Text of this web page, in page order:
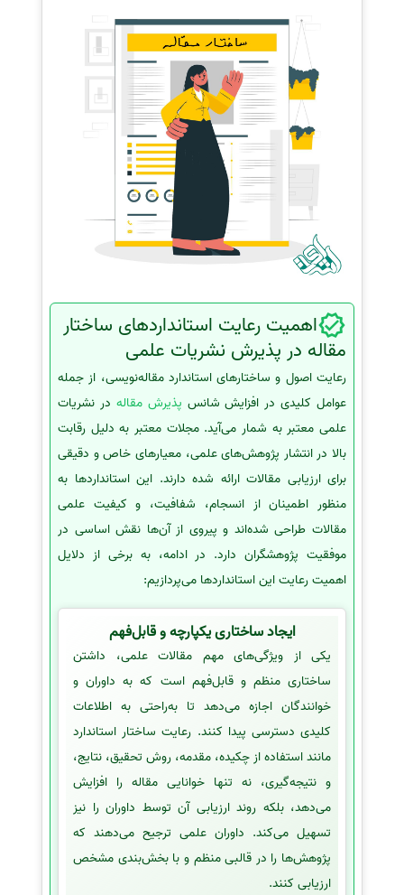
اهمیت رعایت استانداردهای ساختار
مقاله در پذیرش نشریات علمی
رعایت اصول و ساختارهای استاندارد مقاله‌نویسی، از جمله
عوامل کلیدی در افزایش شانس پذیرش مقاله در نشریات
علمی معتبر به شمار می‌آید. مجلات معتبر به دلیل رقابت
بالا در انتشار پژوهش‌های علمی، معیارهای خاص و دقیقی
برای ارزیابی مقالات ارائه شده دارند. این استانداردها به
منظور اطمینان از انسجام، شفافیت، و کیفیت علمی
مقالات طراحی شده‌اند و پیروی از آن‌ها نقش اساسی در
موفقیت پژوهشگران دارد. در ادامه، به برخی از دلایل
اهمیت رعایت این استانداردها می‌پردازیم:
ایجاد ساختاری یکپارچه و قابل‌فهم
یکی از ویژگی‌های مهم مقالات علمی، داشتن
ساختاری منظم و قابل‌فهم است که به داوران و
خوانندگان اجازه می‌دهد تا به‌راحتی به اطلاعات
کلیدی دسترسی پیدا کنند. رعایت ساختار استاندارد
مانند استفاده از چکیده، مقدمه، روش تحقیق، نتایج،
و نتیجه‌گیری، نه تنها خوانایی مقاله را افزایش
می‌دهد، بلکه روند ارزیابی آن توسط داوران را نیز
تسهیل می‌کند. داوران علمی ترجیح می‌دهند که
پژوهش‌ها را در قالبی منظم و با بخش‌بندی مشخص
ارزیابی کنند.